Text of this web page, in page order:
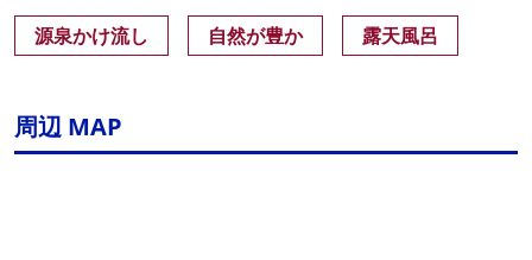
源泉かけ流し 自然が豊か 露天風呂
周辺 MAP